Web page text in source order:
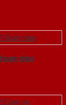
dao